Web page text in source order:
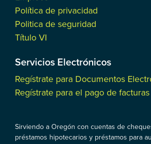
Política de privacidad
Politica de seguridad
Título VI
Servicios Electrónicos
Regístrate para Documentos
Regístrate para el pago de
Sirviendo a Oregón con cuentas de
préstamos hipotecarios y préstamos para